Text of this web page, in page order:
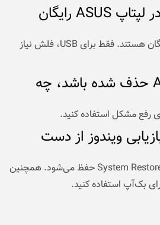
آیا بازیابی ویندوز در لپتاپ ASUS رایگان
بله، تمام روش‌های بالا رایگان هستند. فقط برای USB، فلش نیاز
اگر پارتیشن ASUS حذف شده باشد، چه
ویندوز از دست
در روش Reset بله، اما با System Restore حفظ می‌شود. همچنین